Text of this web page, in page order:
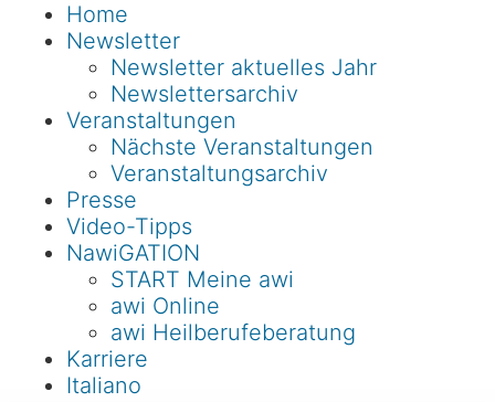
Home
Newsletter
Newsletter aktuelles Jahr
Newslettersarchiv
Veranstaltungen
Nächste Veranstaltungen
Veranstaltungsarchiv
Presse
Video-Tipps
NawiGATION
START Meine awi
awi Online
awi Heilberufeberatung
Karriere
Italiano